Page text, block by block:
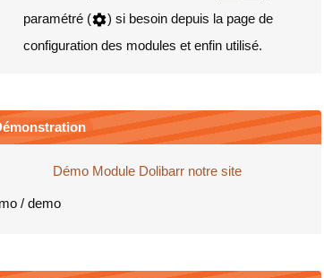
paramétré (
) si besoin depuis la page de
configuration des modules et enfin utilisé.
Démo Module Dolibarr notre site
/ demo